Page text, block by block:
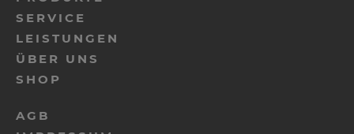
SERVICE
LEISTUNGEN
ÜBER UNS
SHOP
AGB